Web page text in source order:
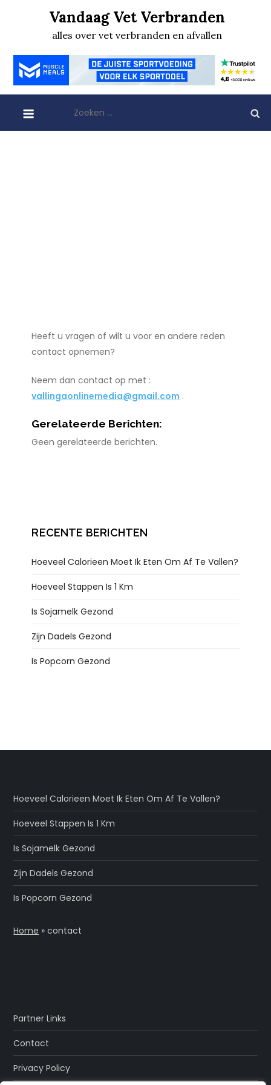
Vandaag Vet Verbranden
alles over vet verbranden en afvallen
naar:
Heeft u vragen of wilt u voor en andere reden
contact opnemen?
Neem dan contact op met :
vallingaonlinemedia@gmail.com .
Gerelateerde Berichten:
Geen gerelateerde berichten.
RECENTE BERICHTEN
Hoeveel Calorieen Moet Ik Eten Om Af Te Vallen?
Hoeveel Stappen Is 1 Km
Is Sojamelk Gezond
Zijn Dadels Gezond
Is Popcorn Gezond
Hoeveel Calorieen Moet Ik Eten Om Af Te Vallen?
Hoeveel Stappen Is 1 Km
Is Sojamelk Gezond
Zijn Dadels Gezond
Is Popcorn Gezond
Home »contact
Partner Links
Contact
Privacy Policy